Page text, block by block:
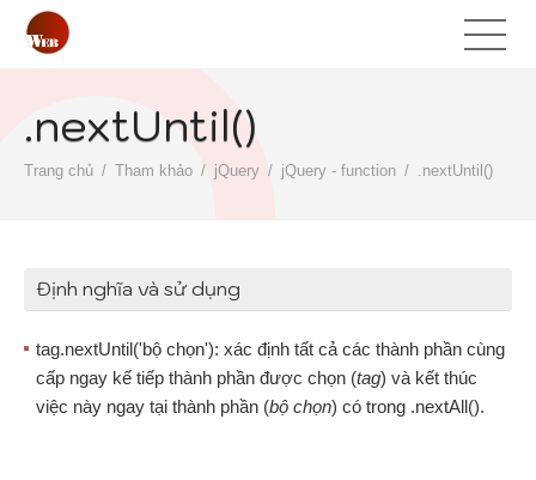
.nextUntil()
Trang chủ Tham khảo jQuery jQuery - function .nextUntil()
Định nghĩa và sử dụng
tag.nextUntil('bộ chọn'): xác định tất cả các thành phần cùng
cấp ngay kế tiếp thành phần được chọn (tag) và kết thúc
việc này ngay tại thành phần (bộ chọn) có trong .nextAll().